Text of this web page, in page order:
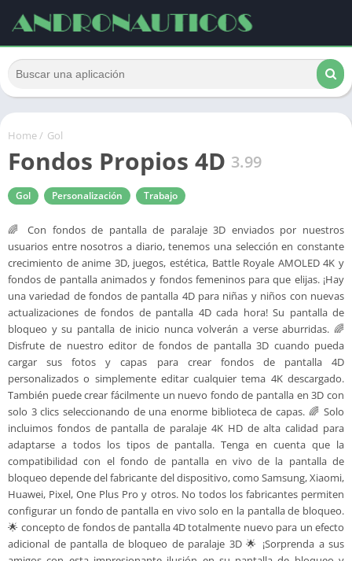
Home/ Gol
Fondos Propios 4D 3.99
Gol Personalización Trabajo
🌈 Con fondos de pantalla de paralaje 3D enviados por nuestros
usuarios entre nosotros a diario, tenemos una selección en constante
crecimiento de anime 3D, juegos, estética, Battle Royale AMOLED 4K y
fondos de pantalla animados y fondos femeninos para que elijas. ¡Hay
una variedad de fondos de pantalla 4D para niñas y niños con nuevas
actualizaciones de fondos de pantalla 4D cada hora! Su pantalla de
bloqueo y su pantalla de inicio nunca volverán a verse aburridas. 🌈
Disfrute de nuestro editor de fondos de pantalla 3D cuando pueda
cargar sus fotos y capas para crear fondos de pantalla 4D
personalizados o simplemente editar cualquier tema 4K descargado.
También puede crear fácilmente un nuevo fondo de pantalla en 3D con
solo 3 clics seleccionando de una enorme biblioteca de capas. 🌈 Solo
incluimos fondos de pantalla de paralaje 4K HD de alta calidad para
adaptarse a todos los tipos de pantalla. Tenga en cuenta que la
compatibilidad con el fondo de pantalla en vivo de la pantalla de
bloqueo depende del fabricante del dispositivo, como Samsung, Xiaomi,
Huawei, Pixel, One Plus Pro y otros. No todos los fabricantes permiten
configurar un fondo de pantalla en vivo solo en la pantalla de bloqueo.
🌟 concepto de fondos de pantalla 4D totalmente nuevo para un efecto
adicional de pantalla de bloqueo de paralaje 3D 🌟 ¡Sorprenda a sus